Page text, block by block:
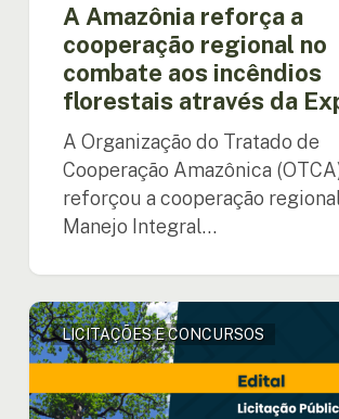
A Amazônia reforça a
cooperação regional no
combate aos incêndios
florestais através da
A Organização do Tratado de
Cooperação Amazônica
reforçou a cooperação
Manejo Integral…
Contratação
de
consultoria
para
LICITAÇÕES E CONCURSOS